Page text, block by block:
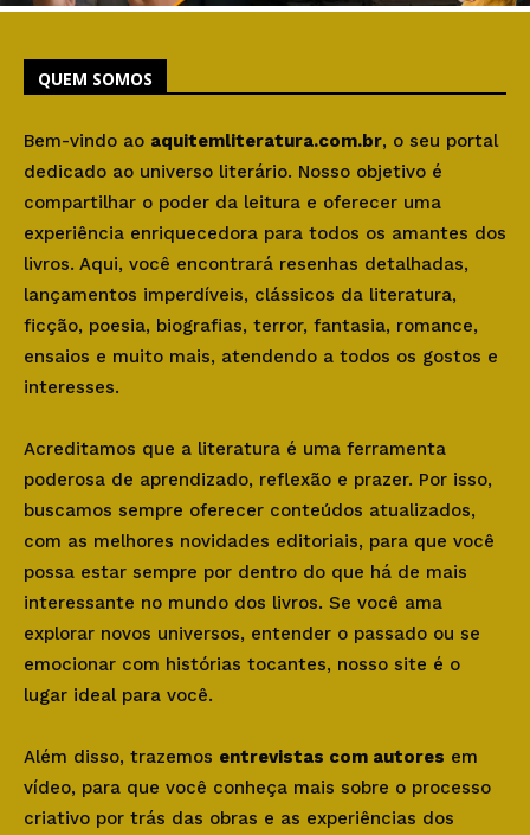
QUEM SOMOS
Bem-vindo ao aquitemliteratura.com.br, o seu portal
dedicado ao universo literário. Nosso objetivo é
compartilhar o poder da leitura e oferecer uma
experiência enriquecedora para todos os amantes dos
livros. Aqui, você encontrará resenhas detalhadas,
lançamentos imperdíveis, clássicos da literatura,
ficção, poesia, biografias, terror, fantasia, romance,
ensaios e muito mais, atendendo a todos os gostos e
interesses.
Acreditamos que a literatura é uma ferramenta
poderosa de aprendizado, reflexão e prazer. Por isso,
buscamos sempre oferecer conteúdos atualizados,
com as melhores novidades editoriais, para que você
possa estar sempre por dentro do que há de mais
interessante no mundo dos livros. Se você ama
explorar novos universos, entender o passado ou se
emocionar com histórias tocantes, nosso site é o
lugar ideal para você.
Além disso, trazemos entrevistas com autores em
vídeo, para que você conheça mais sobre o processo
criativo por trás das obras e as experiências dos